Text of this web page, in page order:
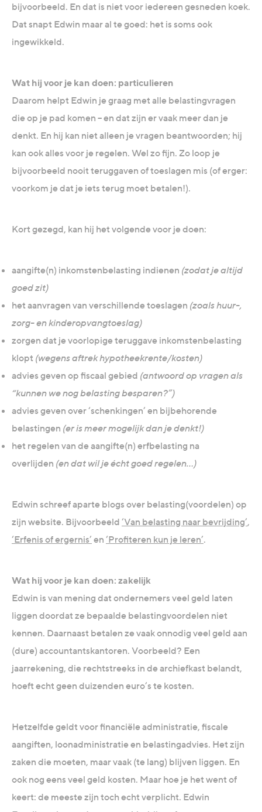
bijvoorbeeld. En dat is niet voor iedereen gesneden koek.
Dat snapt Edwin maar al te goed: het is soms ook
ingewikkeld.
Wat hij voor je kan doen: particulieren
Daarom helpt Edwin je graag met alle belastingvragen
die op je pad komen – en dat zijn er vaak meer dan je
denkt. En hij kan niet alleen je vragen beantwoorden; hij
kan ook alles voor je regelen. Wel zo fijn. Zo loop je
bijvoorbeeld nooit teruggaven of toeslagen mis (of erger:
voorkom je dat je iets terug moet betalen!).
Kort gezegd, kan hij het volgende voor je doen:
aangifte(n) inkomstenbelasting indienen (zodat je altijd
goed zit)
het aanvragen van verschillende toeslagen (zoals huur-,
zorg- en kinderopvangtoeslag)
zorgen dat je voorlopige teruggave inkomstenbelasting
klopt (wegens aftrek hypotheekrente/kosten)
advies geven op fiscaal gebied (antwoord op vragen als
“kunnen we nog belasting besparen?”)
advies geven over ‘schenkingen’ en bijbehorende
belastingen (er is meer mogelijk dan je denkt!)
het regelen van de aangifte(n) erfbelasting na
overlijden (en dat wil je écht goed regelen…)
Edwin schreef aparte blogs over belasting(voordelen) op
zijn website. Bijvoorbeeld ‘Van belasting naar bevrijding’,
‘Erfenis of ergernis’ en ‘Profiteren kun je leren’.
Wat hij voor je kan doen: zakelijk
Edwin is van mening dat ondernemers veel geld laten
liggen doordat ze bepaalde belastingvoordelen niet
kennen. Daarnaast betalen ze vaak onnodig veel geld aan
(dure) accountantskantoren. Voorbeeld? Een
jaarrekening, die rechtstreeks in de archiefkast belandt,
hoeft echt geen duizenden euro’s te kosten.
Hetzelfde geldt voor financiële administratie, fiscale
aangiften, loonadministratie en belastingadvies. Het zijn
zaken die moeten, maar vaak (te lang) blijven liggen. En
ook nog eens veel geld kosten. Maar hoe je het went of
keert: de meeste zijn toch echt verplicht. Edwin